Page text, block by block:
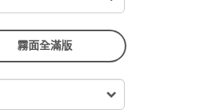
霧面全滿版